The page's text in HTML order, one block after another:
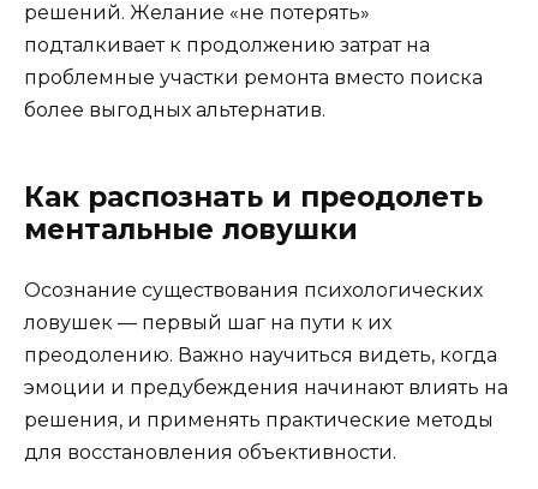
решений. Желание «не потерять»
подталкивает к продолжению затрат на
проблемные участки ремонта вместо поиска
более выгодных альтернатив.
Как распознать и преодолеть
ментальные ловушки
Осознание существования психологических
ловушек — первый шаг на пути к их
преодолению. Важно научиться видеть, когда
эмоции и предубеждения начинают влиять на
решения, и применять практические методы
для восстановления объективности.